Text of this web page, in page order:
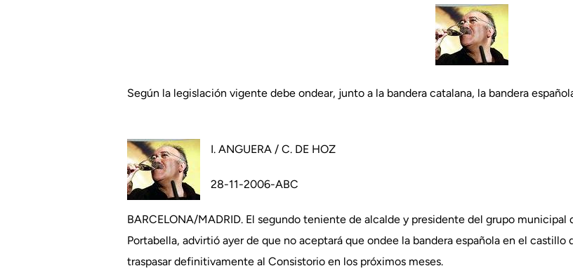
Según la legislación vigente debe ondear, junto a la bandera catalana, la bandera
I. ANGUERA / C. DE HOZ
28-11-2006-ABC
BARCELONA/MADRID. El segundo teniente de alcalde y presidente del grupo
Portabella, advirtió ayer de que no aceptará que ondee la bandera española en el
traspasar definitivamente al Consistorio en los próximos meses.